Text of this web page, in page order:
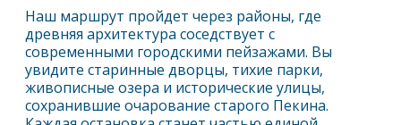
Наш маршрут пройдет через районы, где
древняя архитектура соседствует с
современными городскими пейзажами. Вы
увидите старинные дворцы, тихие парки,
живописные озера и исторические улицы,
сохранившие очарование старого Пекина.